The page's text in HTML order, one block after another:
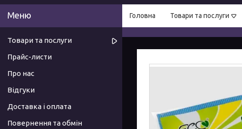
Головна Товари та послуги
Товари та послуги
Прайс-листи
Про нас
Відгуки
Доставка і оплата
Повернення та обмін